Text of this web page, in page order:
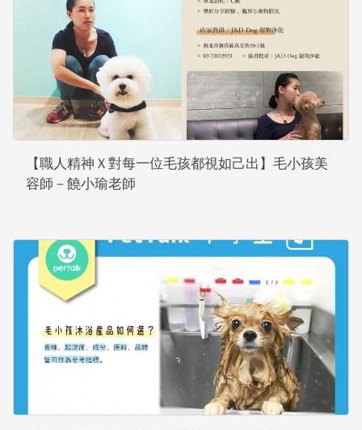
【職人精神Ｘ對每一位毛孩都視如己出】毛小孩美
容師－饒小瑜老師